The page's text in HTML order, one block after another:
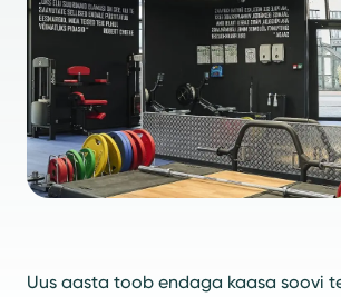
Uus aasta toob endaga kaasa soovi